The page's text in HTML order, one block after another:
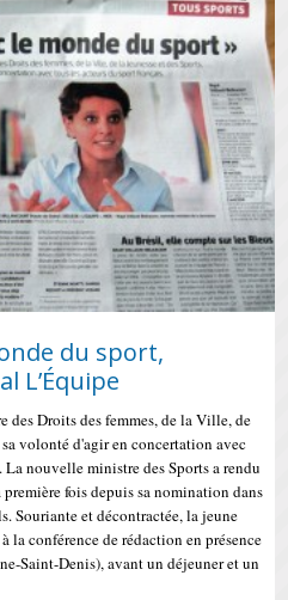
du sport,
L’Équipe
Droits des femmes, de la Ville, de
sa volonté d'agir en concertation avec
nouvelle ministre des Sports a rendu
fois depuis sa nomination dans
Souriante et décontractée, la jeune
la conférence de rédaction en présence
Saint-Denis), avant un ­déjeuner et un